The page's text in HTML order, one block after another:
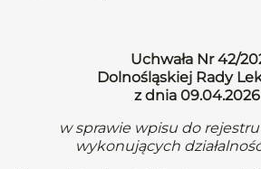
Uchwała Nr 42/
Dolnośląskiej Rady
z dnia 09.04.2026
w sprawie wpisu do
wykonujących